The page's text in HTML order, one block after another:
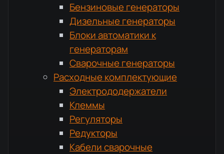
Бензиновые генераторы
Дизельные генераторы
Блоки автоматики к
генераторам
Сварочные генераторы
Расходные комплектующие
Электрододержатели
Клеммы
Регуляторы
Редукторы
Кабели сварочные